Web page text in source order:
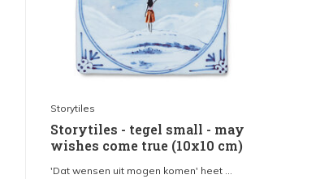
Storytiles
Storytiles - tegel small - may
wishes come true (10x10 cm)
'Dat wensen uit mogen komen' heet ...